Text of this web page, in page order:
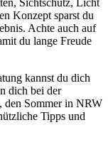
Konzept sparst du
Achte auch auf
du lange Freude
kannst du dich
dich bei der
den Sommer in NRW
Tipps und